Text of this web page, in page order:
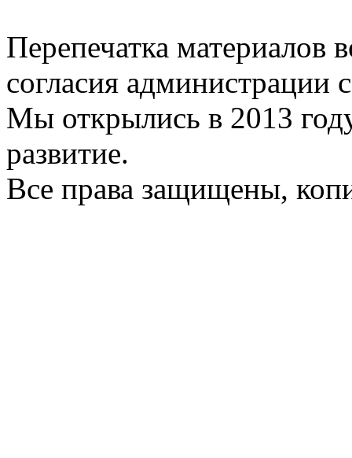
Перепечатка материалов
согласия администрации
Мы открылись в 2013
развитие.
Все права защищены,